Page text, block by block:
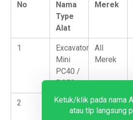
No
Nama
Type
Alat
Merek
1
Excavator
Mini
PC40 /
PC50
All
Merek
2
Excavator
Breaker
All
Merek
Ketuk/klik pada nama
atau tlp langsung